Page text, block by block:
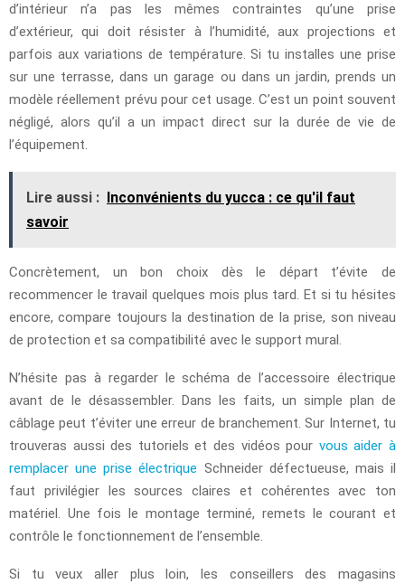
d’intérieur n’a pas les mêmes contraintes qu’une prise
d’extérieur, qui doit résister à l’humidité, aux projections et
parfois aux variations de température. Si tu installes une prise
sur une terrasse, dans un garage ou dans un jardin, prends un
modèle réellement prévu pour cet usage. C’est un point souvent
négligé, alors qu’il a un impact direct sur la durée de vie de
l’équipement.
Lire aussi :
Inconvénients du yucca : ce qu'il faut
savoir
Concrètement, un bon choix dès le départ t’évite de
recommencer le travail quelques mois plus tard. Et si tu hésites
encore, compare toujours la destination de la prise, son niveau
de protection et sa compatibilité avec le support mural.
N’hésite pas à regarder le schéma de l’accessoire électrique
avant de le désassembler. Dans les faits, un simple plan de
câblage peut t’éviter une erreur de branchement. Sur Internet, tu
trouveras aussi des tutoriels et des vidéos pour vous aider à
remplacer une prise électrique Schneider défectueuse, mais il
faut privilégier les sources claires et cohérentes avec ton
matériel. Une fois le montage terminé, remets le courant et
contrôle le fonctionnement de l’ensemble.
Si tu veux aller plus loin, les conseillers des magasins